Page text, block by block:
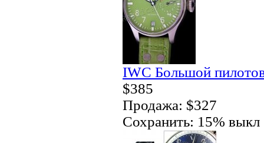
IWC Большой
$385
Продажа: $327
Сохранить: 15% выкл